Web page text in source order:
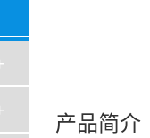
产品简介